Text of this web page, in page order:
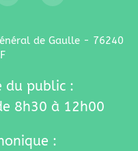
de Gaulle - 76240
du public :
8h30 à 12h00
: